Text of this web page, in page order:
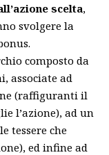
scelta,
svolgere la
composto da
associate ad
(raffiguranti il
l’azione), ad un
tessere che
ed infine ad